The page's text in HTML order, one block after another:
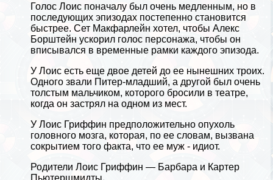
Голос Лоис поначалу был очень медленным, но в
последующих эпизодах постепенно становится
быстрее. Сет Макфарлейн хотел, чтобы Алекс
Борштейн ускорил голос персонажа, чтобы он
вписывался в временные рамки каждого эпизода.
У Лоис есть еще двое детей до ее нынешних троих.
Одного звали Питер-младший, а другой был очень
толстым мальчиком, которого бросили в театре,
когда он застрял на одном из мест.
У Лоис Гриффин предположительно опухоль
головного мозга, которая, по ее словам, вызвана
сокрытием того факта, что ее муж - идиот.
Родители Лоис Гриффин — Барбара и Картер
Пьютершмидты.